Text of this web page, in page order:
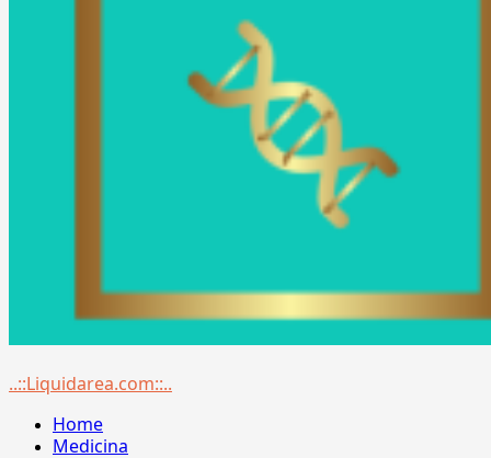
Menu
..::Liquidarea.com::..
Home
Medicina